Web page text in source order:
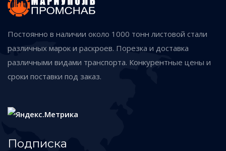
Постоянно в наличии около 1000 тонн листовой стали
различных марок и раскроев. Порезка и доставка
различными видами транспорта. Конкурентные цены и
сроки поставки под заказ.
Подписка